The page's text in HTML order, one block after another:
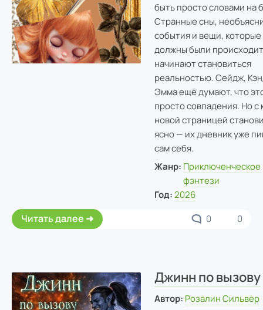
быть просто словами на
Странные сны,
события и вещи, которые
должны были
начинают становиться
реальностью. Сейдж,
Эмма ещё думают, что
просто совпадения. Но с
новой страницей
ясно — их дневник уже
сам себя.
Жанр: Приключенческое
фэнтези
Год: 2026
Читать далее 0 0
Джинн по вызову
Автор: Розалин Сильвер